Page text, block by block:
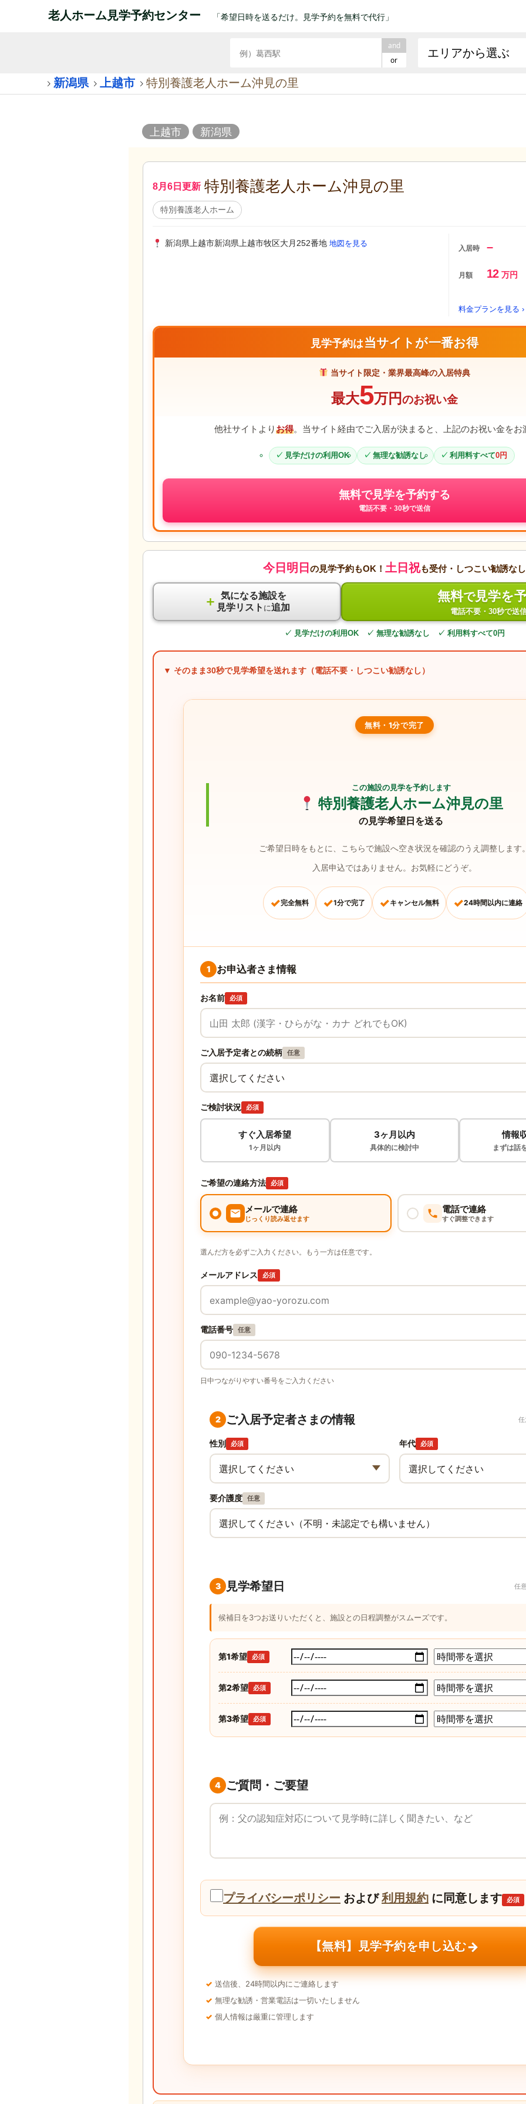
老人ホーム見学予約センター 「希望日時を送るだけ。見学予約を無料で代行」
and
or
エリアから選ぶ
新潟県
上越市 特別養護老人ホーム沖見の里
上越市 新潟県
8月6日更新 特別養護老人ホーム沖見の里
特別養護老人ホーム
新潟県上越市新潟県上越市牧区大月252番地地図を見る
入居時 –
月額 12 万円
料金プランを見る ›
見学予約は 当サイトが一番お得
当サイト限定・業界最高峰の入居特典
最大5万円のお祝い金
他社サイトよりお得。当サイト経由でご入居が決まると、上記のお祝い金をお
見学だけの利用OK 無理な勧誘なし 利用料すべて0円
無料で見学を予約する
電話不要・30秒で送信
今日明日 の見学予約もOK！ 土日祝も受付・しつこい勧誘なし
＋
気になる施設を
見学リスト に追加
無料で見学を
電話不要・30秒で送
✓ 見学だけの利用OK ✓ 無理な勧誘なし ✓ 利用料すべて0円
▼ そのまま30秒で見学希望を送れます（電話不要・しつこい勧誘なし）
無料・1分で完了
この施設の見学を予約します
特別養護老人ホーム沖見の里
の見学希望日を送る
ご希望日時をもとに、こちらで施設へ空き状況を確認のうえ調整します
入居申込ではありません。お気軽にどうぞ。
✓完全無料 ✓1分で完了 ✓キャンセル無料 ✓24時間以内に連絡
1 お申込者さま情報
お名前 必須
ご入居予定者との続柄 任意
ご検討状況 必須
すぐ入居希望
1ヶ月以内
3ヶ月以内
具体的に検討中
情報
まずは話
ご希望の連絡方法 必須
メールで連絡
じっくり読み返せます
電話で連絡
すぐ調整できます
選んだ方を必ずご入力ください。もう一方は任意です。
メールアドレス 必須
電話番号 任意
日中つながりやすい番号をご入力ください
2 ご入居予定者さまの情報
性別 必須 年代 必須
要介護度 任意
3 見学希望日 任
候補日を3つお送りいただくと、施設との日程調整がスムーズです。
第1希望 必須
第2希望 必須
第3希望 必須
4 ご質問・ご要望
ご質問・ご要望
プライバシーポリシー および利用規約 に同意します 必須
【無料】見学予約を申し込む→
送信後、24時間以内にご連絡します
無理な勧誘・営業電話は一切いたしません
個人情報は厳重に管理します